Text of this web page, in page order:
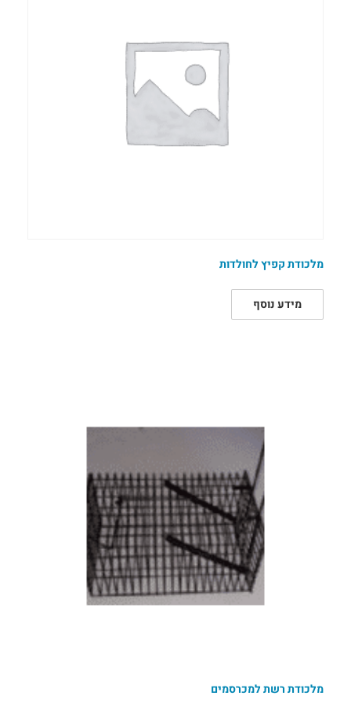
מלכודת קפיץ לחולדות
מידע נוסף
מלכודת רשת למכרסמים